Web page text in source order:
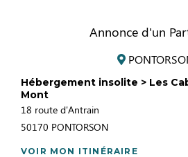
Annonce d'un
Hébergement insolite > Les
Mont
18 route d'Antrain
50170 PONTORSON
VOIR MON ITINÉRAIRE